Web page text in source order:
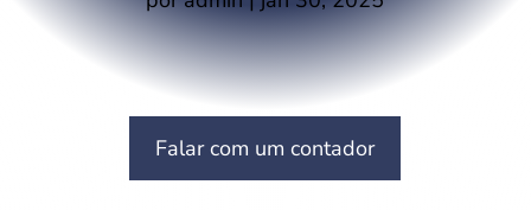
Falar com um contador